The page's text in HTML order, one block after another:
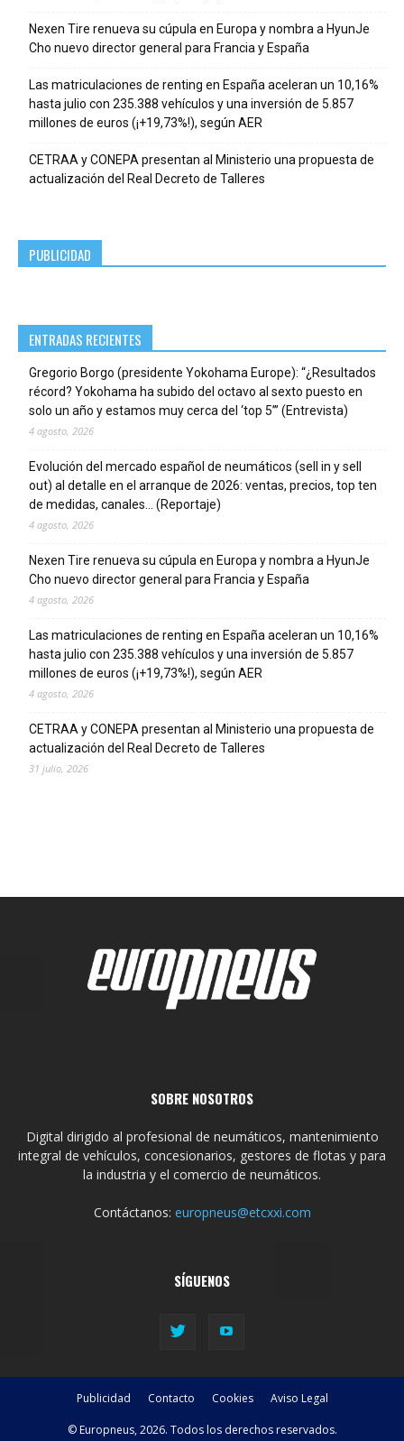
Nexen Tire renueva su cúpula en Europa y nombra a HyunJe
Cho nuevo director general para Francia y España
Las matriculaciones de renting en España aceleran un 10,16%
hasta julio con 235.388 vehículos y una inversión de 5.857
millones de euros (¡+19,73%!), según AER
CETRAA y CONEPA presentan al Ministerio una propuesta de
actualización del Real Decreto de Talleres
PUBLICIDAD
ENTRADAS RECIENTES
Gregorio Borgo (presidente Yokohama Europe): “¿Resultados
récord? Yokohama ha subido del octavo al sexto puesto en
solo un año y estamos muy cerca del ‘top 5’” (Entrevista)
4 agosto, 2026
Evolución del mercado español de neumáticos (sell in y sell
out) al detalle en el arranque de 2026: ventas, precios, top ten
de medidas, canales… (Reportaje)
4 agosto, 2026
Nexen Tire renueva su cúpula en Europa y nombra a HyunJe
Cho nuevo director general para Francia y España
4 agosto, 2026
Las matriculaciones de renting en España aceleran un 10,16%
hasta julio con 235.388 vehículos y una inversión de 5.857
millones de euros (¡+19,73%!), según AER
4 agosto, 2026
CETRAA y CONEPA presentan al Ministerio una propuesta de
actualización del Real Decreto de Talleres
31 julio, 2026
SOBRE NOSOTROS
Digital dirigido al profesional de neumáticos, mantenimiento
integral de vehículos, concesionarios, gestores de flotas y para
la industria y el comercio de neumáticos.
Contáctanos: europneus@etcxxi.com
SÍGUENOS
Publicidad Contacto Cookies Aviso Legal
© Europneus, 2026. Todos los derechos reservados.